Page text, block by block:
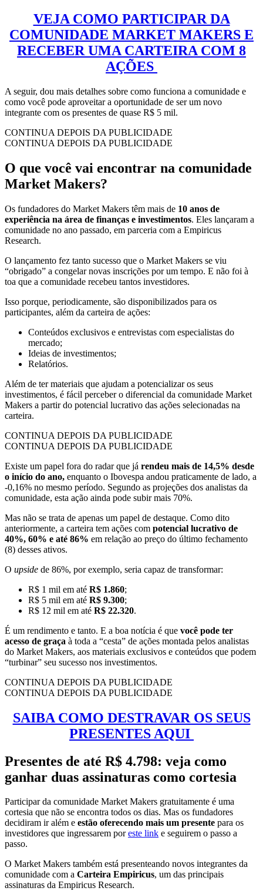
VEJA COMO PARTICIPAR DA
COMUNIDADE MARKET MAKERS E
RECEBER UMA CARTEIRA COM 8
AÇÕES
A seguir, dou mais detalhes sobre como funciona a comunidade e
como você pode aproveitar a oportunidade de ser um novo
integrante com os presentes de quase R$ 5 mil.
CONTINUA DEPOIS DA PUBLICIDADE
CONTINUA DEPOIS DA PUBLICIDADE
O que você vai encontrar na comunidade
Market Makers?
Os fundadores do Market Makers têm mais de 10 anos de
experiência na área de finanças e investimentos. Eles lançaram a
comunidade no ano passado, em parceria com a Empiricus
Research.
O lançamento fez tanto sucesso que o Market Makers se viu
“obrigado” a congelar novas inscrições por um tempo. E não foi à
toa que a comunidade recebeu tantos investidores.
Isso porque, periodicamente, são disponibilizados para os
participantes, além da carteira de ações:
Conteúdos exclusivos e entrevistas com especialistas do
mercado;
Ideias de investimentos;
Relatórios.
Além de ter materiais que ajudam a potencializar os seus
investimentos, é fácil perceber o diferencial da comunidade Market
Makers a partir do potencial lucrativo das ações selecionadas na
carteira.
CONTINUA DEPOIS DA PUBLICIDADE
CONTINUA DEPOIS DA PUBLICIDADE
Existe um papel fora do radar que já rendeu mais de 14,5% desde
o início do ano, enquanto o Ibovespa andou praticamente de lado, a
-0,16% no mesmo período. Segundo as projeções dos analistas da
comunidade, esta ação ainda pode subir mais 70%.
Mas não se trata de apenas um papel de destaque. Como dito
anteriormente, a carteira tem ações com potencial lucrativo de
40%, 60% e até 86% em relação ao preço do último fechamento
(8) desses ativos.
O upside de 86%, por exemplo, seria capaz de transformar:
R$ 1 mil em até R$ 1.860;
R$ 5 mil em até R$ 9.300;
R$ 12 mil em até R$ 22.320.
É um rendimento e tanto. E a boa notícia é que você pode ter
acesso de graça à toda a “cesta” de ações montada pelos analistas
do Market Makers, aos materiais exclusivos e conteúdos que podem
“turbinar” seu sucesso nos investimentos.
CONTINUA DEPOIS DA PUBLICIDADE
CONTINUA DEPOIS DA PUBLICIDADE
SAIBA COMO DESTRAVAR OS SEUS
PRESENTES AQUI
Presentes de até R$ 4.798: veja como
ganhar duas assinaturas como cortesia
Participar da comunidade Market Makers gratuitamente é uma
cortesia que não se encontra todos os dias. Mas os fundadores
decidiram ir além e estão oferecendo mais um presente para os
investidores que ingressarem poreste link e seguirem o passo a
passo.
O Market Makers também está presenteando novos integrantes da
comunidade com a Carteira Empiricus, um das principais
assinaturas da Empiricus Research.